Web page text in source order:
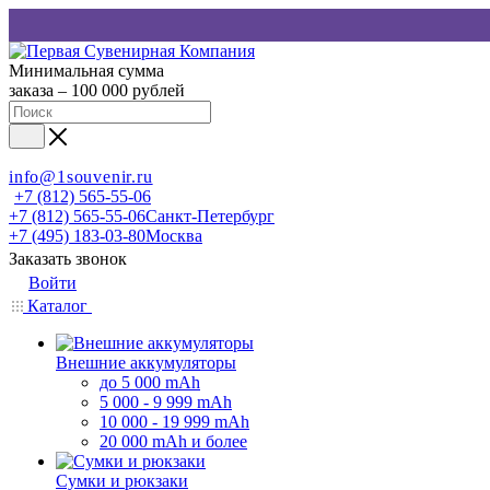
Минимальная сумма
заказа – 100 000 рублей
info@1souvenir.ru
+7 (812) 565-55-06
+7 (812) 565-55-06Санкт-Петербург
+7 (495) 183-03-80Москва
Заказать звонок
Войти
Каталог
Внешние аккумуляторы
до 5 000 mAh
5 000 - 9 999 mAh
10 000 - 19 999 mAh
20 000 mAh и более
Сумки и рюкзаки